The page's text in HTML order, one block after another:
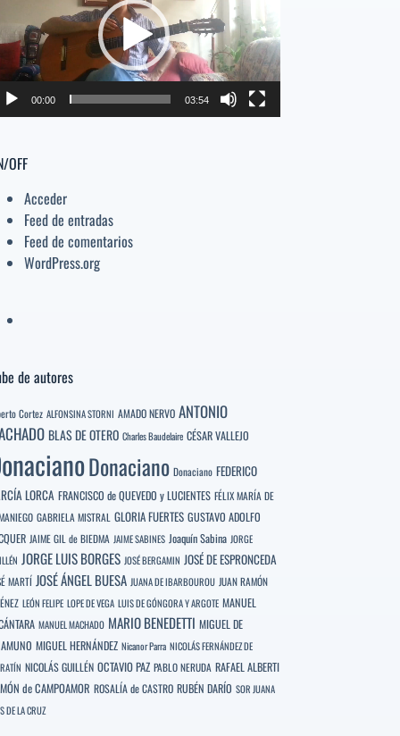
volumen.
00:00 03:54
OFF
Acceder
Feed de entradas
Feed de comentarios
WordPress.org
de autores
Cortez ALFONSINA STORNI AMADO NERVO ANTONIO
BLAS DE OTERO Charles Baudelaire CÉSAR VALLEJO
Donaciano Donaciano FEDERICO
LORCA FRANCISCO de QUEVEDO y LUCIENTES FÉLIX MARÍA DE
GABRIELA MISTRAL GLORIA FUERTES GUSTAVO ADOLFO
JAIME GIL de BIEDMA JAIME SABINES Joaquín Sabina JORGE
JORGE LUIS BORGES JOSÉ BERGAMIN JOSÉ DE ESPRONCEDA
MARTÍ JOSÉ ÁNGEL BUESA JUANA DE IBARBOUROU JUAN RAMÓN
LEÓN FELIPE LOPE DE VEGA LUIS DE GÓNGORA Y ARGOTE MANUEL
MANUEL MACHADO MARIO BENEDETTI MIGUEL DE
MIGUEL HERNÁNDEZ Nicanor Parra NICOLÁS FERNÁNDEZ DE
NICOLÁS GUILLÉN OCTAVIO PAZ PABLO NERUDA RAFAEL ALBERTI
de CAMPOAMOR ROSALÍA de CASTRO RUBÉN DARÍO SOR JUANA
DE LA CRUZ